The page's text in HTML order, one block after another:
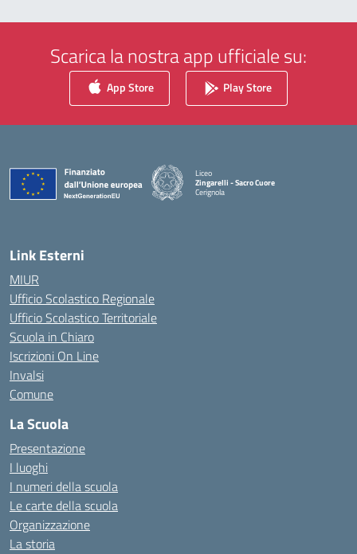
Scarica la nostra app ufficiale su:
App Store Play Store
Liceo
Zingarelli - Sacro Cuore
Cerignola
— Visita la pagina iniziale della scuola
Link Esterni
MIUR
Ufficio Scolastico Regionale
Ufficio Scolastico Territoriale
Scuola in Chiaro
Iscrizioni On Line
Invalsi
Comune
La Scuola
Presentazione
I luoghi
I numeri della scuola
Le carte della scuola
Organizzazione
La storia